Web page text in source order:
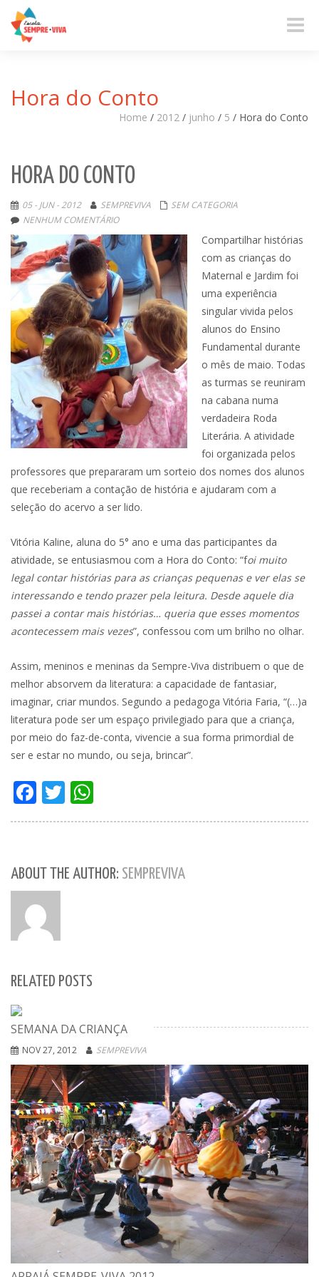
Toggle
Hora do Conto
Home / 2012 / junho / 5 / Hora do Conto
HORA DO CONTO
05 - JUN - 2012 SEMPREVIVA
SEM CATEGORIA
NENHUM COMENTÁRIO
Compartilhar histórias
com as crianças do
Maternal e Jardim foi
uma experiência
singular vivida pelos
alunos do Ensino
Fundamental durante
o mês de maio. Todas
as turmas se reuniram
na cabana numa
verdadeira Roda
Literária. A atividade
foi organizada pelos
professores que prepararam um sorteio dos nomes dos alunos
que receberiam a contação de história e ajudaram com a
seleção do acervo a ser lido.
Vitória Kaline, aluna do 5° ano e uma das participantes da
atividade, se entusiasmou com a Hora do Conto: “foi muito
legal contar histórias para as crianças pequenas e ver elas se
interessando e tendo prazer pela leitura. Desde aquele dia
passei a contar mais histórias… queria que esses momentos
acontecessem mais vezes”, confessou com um brilho no olhar.
Assim, meninos e meninas da Sempre-Viva distribuem o que de
melhor absorvem da literatura: a capacidade de fantasiar,
imaginar, criar mundos. Segundo a pedagoga Vitória Faria, “(…)a
literatura pode ser um espaço privilegiado para que a criança,
por meio do faz-de-conta, vivencie a sua forma primordial de
ser e estar no mundo, ou seja, brincar”.
Facebook
Twitter
ABOUT THE AUTHOR: SEMPREVIVA
RELATED POSTS
SEMANA DA CRIANÇA
NOV 27, 2012 SEMPREVIVA